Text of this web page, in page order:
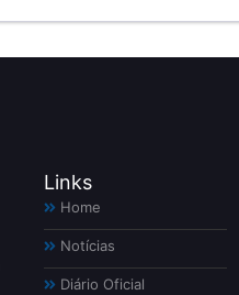
Links
Home
Notícias
Diário Oficial